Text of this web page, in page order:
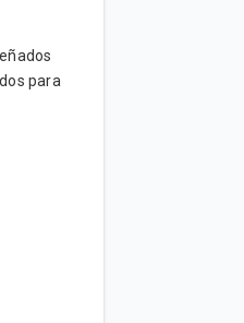
para